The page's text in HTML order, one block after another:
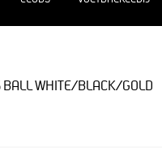
WHITE/BLACK/GOLD